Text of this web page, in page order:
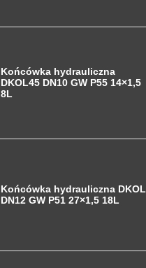
Końcówka hydrauliczna
DKOL45 DN10 GW P55 14×1,5
8L
Końcówka hydrauliczna DKOL
DN12 GW P51 27×1,5 18L